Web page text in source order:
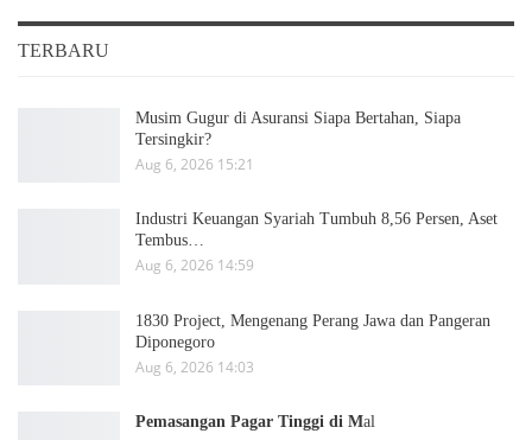
TERBARU
Musim Gugur di Asuransi Siapa Bertahan, Siapa
Tersingkir?
Aug 6, 2026 15:21
Industri Keuangan Syariah Tumbuh 8,56 Persen, Aset
Tembus…
Aug 6, 2026 14:59
1830 Project, Mengenang Perang Jawa dan Pangeran
Diponegoro
Aug 6, 2026 14:03
Pemasangan Pagar Tinggi di Mal